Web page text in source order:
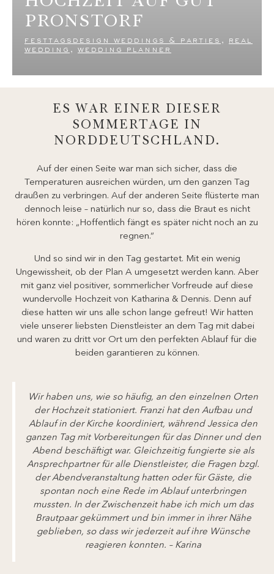
PRONSTORF
festtagsdesign weddings & parties ,
real
wedding
, wedding planner
ES WAR EINER DIESER
SOMMERTAGE IN
NORDDEUTSCHLAND.
Auf der einen Seite war man sich sicher, dass die
Temperaturen ausreichen würden, um den ganzen Tag
draußen zu verbringen. Auf der anderen Seite flüsterte man
dennoch leise – natürlich nur so, dass die Braut es nicht
hören konnte: „Hoffentlich fängt es später nicht noch an zu
regnen.“
Und so sind wir in den Tag gestartet. Mit ein wenig
Ungewissheit, ob der Plan A umgesetzt werden kann. Aber
mit ganz viel positiver, sommerlicher Vorfreude auf diese
wundervolle Hochzeit von Katharina & Dennis. Denn auf
diese hatten wir uns alle schon lange gefreut! Wir hatten
viele unserer liebsten Dienstleister an dem Tag mit dabei
und waren zu dritt vor Ort um den perfekten Ablauf für die
beiden garantieren zu können.
Wir haben uns, wie so häufig, an den einzelnen Orten
der Hochzeit stationiert. Franzi hat den Aufbau und
Ablauf in der Kirche koordiniert, während Jessica den
ganzen Tag mit Vorbereitungen für das Dinner und den
Abend beschäftigt war. Gleichzeitig fungierte sie als
Ansprechpartner für alle Dienstleister, die Fragen bzgl.
der Abendveranstaltung hatten oder für Gäste, die
spontan noch eine Rede im Ablauf unterbringen
mussten. In der Zwischenzeit habe ich mich um das
Brautpaar gekümmert und bin immer in ihrer Nähe
geblieben, so dass wir jederzeit auf ihre Wünsche
reagieren konnten. – Karina